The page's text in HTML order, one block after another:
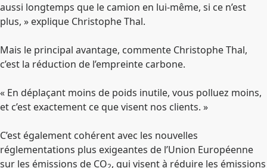
aussi longtemps que le camion en lui-même, si ce n’est
plus, » explique Christophe Thal.
Mais le principal avantage, commente Christophe Thal,
c’est la réduction de l’empreinte carbone.
« En déplaçant moins de poids inutile, vous polluez moins,
et c’est exactement ce que visent nos clients. »
C’est également cohérent avec les nouvelles
réglementations plus exigeantes de l’Union Européenne
sur les émissions de CO , qui visent à réduire les émissions